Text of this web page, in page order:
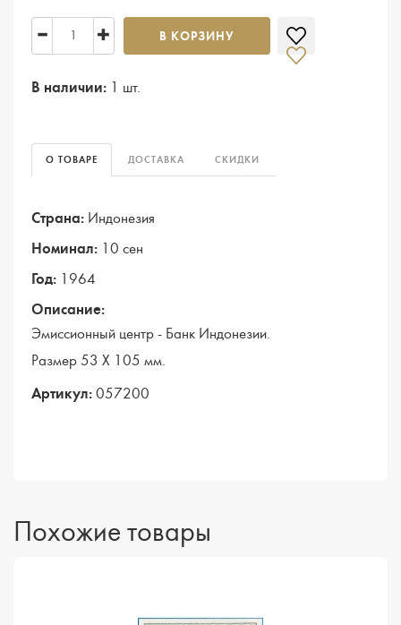
В КОРЗИНУ
В наличии: 1 шт.
О ТОВАРЕ ДОСТАВКА СКИДКИ
Страна: Индонезия
Номинал: 10 сен
Год: 1964
Описание:
Эмиссионный центр - Банк Индонезии.
Размер 53 Х 105 мм.
Артикул: 057200
Похожие товары